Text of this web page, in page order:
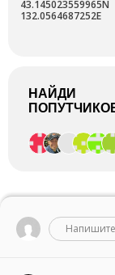
43.145023559965N
132.0564687252E
НАЙДИ
Напишите